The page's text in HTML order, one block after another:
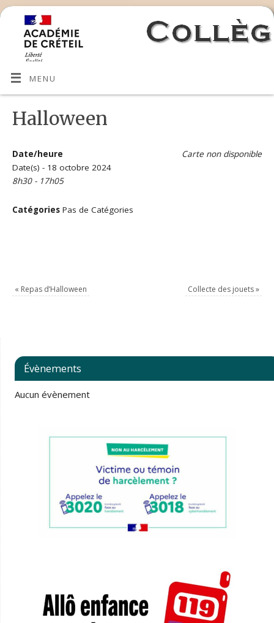
MENU
Halloween
Carte non disponible
Date/heure
Date(s) - 18 octobre 2024
8h30 - 17h05
Catégories Pas de Catégories
« Repas d’Halloween Collecte des jouets»
Évènements
Aucun évènement